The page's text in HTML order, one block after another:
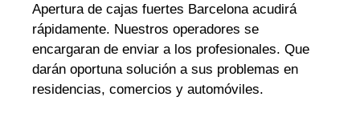
Apertura de cajas fuertes Barcelona acudirá
rápidamente. Nuestros operadores se
encargaran de enviar a los profesionales. Que
darán oportuna solución a sus problemas en
residencias, comercios y automóviles.